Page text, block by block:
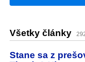
Všetky články
Stane sa z